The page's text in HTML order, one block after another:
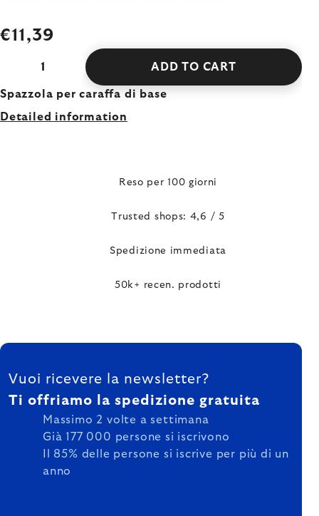
€11,39
ADD TO CART
Spazzola per caraffa di base
Detailed information
Reso per 100 giorni
Trusted shops: 4,6 / 5
Spedizione immediata
50k+ recen. prodotti
FOOTER
Vuoi ricevere la newsletter?
Ti offriamo la spedizione gratuita
Massimo 2 volte a settimana
Già 177 000 persone si iscrivono
Il 85% delle persone si iscrive per più di un
anno